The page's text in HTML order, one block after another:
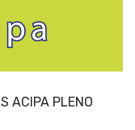
ACIPA PLENO